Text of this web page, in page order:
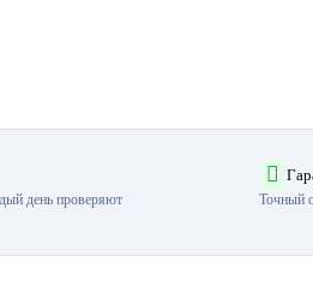
день проверяют
Точный